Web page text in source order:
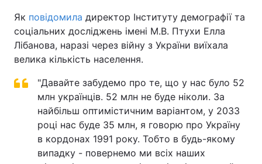
Як повідомила директор Інституту демографії та
соціальних досліджень імені М.В. Птухи Елла
Лібанова, наразі через війну з України виїхала
велика кількість населення.
"Давайте забудемо про те, що у нас було 52
млн українців. 52 млн не буде ніколи. За
найбільш оптимістичним варіантом, у 2033
році нас буде 35 млн, я говорю про Україну
в кордонах 1991 року. Тобто в будь-якому
випадку - повернемо ми всіх наших